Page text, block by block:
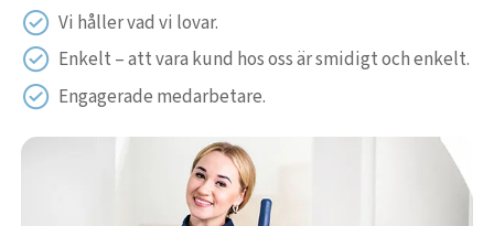
Vi håller vad vi lovar.
Enkelt – att vara kund hos oss är smidigt och enkelt.
Engagerade medarbetare.